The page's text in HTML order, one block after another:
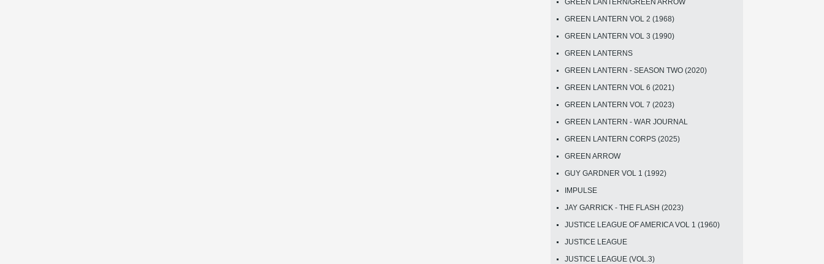
GREEN LANTERN/GREEN ARROW
GREEN LANTERN VOL 2 (1968)
GREEN LANTERN VOL 3 (1990)
GREEN LANTERNS
GREEN LANTERN - SEASON TWO (2020)
GREEN LANTERN VOL 6 (2021)
GREEN LANTERN VOL 7 (2023)
GREEN LANTERN - WAR JOURNAL
GREEN LANTERN CORPS (2025)
GREEN ARROW
GUY GARDNER VOL 1 (1992)
IMPULSE
JAY GARRICK - THE FLASH (2023)
JUSTICE LEAGUE OF AMERICA VOL 1 (1960)
JUSTICE LEAGUE
JUSTICE LEAGUE (VOL.3)